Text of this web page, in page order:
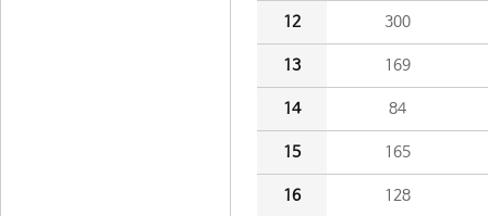
12 300
13 169
14 84
15 165
16 128